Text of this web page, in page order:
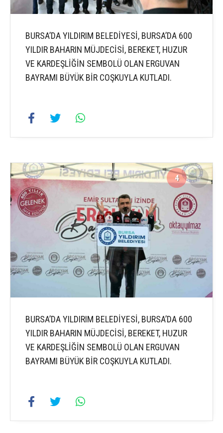
BURSA’DA YILDIRIM BELEDİYESİ, BURSA’DA 600
YILDIR BAHARIN MÜJDECİSİ, BEREKET, HUZUR
VE KARDEŞLİĞİN SEMBOLÜ OLAN ERGUVAN
BAYRAMI BÜYÜK BİR COŞKUYLA KUTLADI.
4 6
BURSA’DA YILDIRIM BELEDİYESİ, BURSA’DA 600
YILDIR BAHARIN MÜJDECİSİ, BEREKET, HUZUR
VE KARDEŞLİĞİN SEMBOLÜ OLAN ERGUVAN
BAYRAMI BÜYÜK BİR COŞKUYLA KUTLADI.